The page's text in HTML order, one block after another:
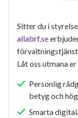
Sitter du i
allabrf.se
Låt oss utmana
Personlig
betyg och
Smarta